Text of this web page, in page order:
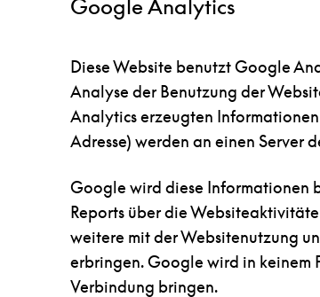
Google Analytics
Diese Website benutzt Google
Analyse der Benutzung der
Analytics erzeugten
Adresse) werden an einen Server
Google wird diese Informationen
Reports über die
weitere mit der Websitenutzung
erbringen. Google wird in keinem
Verbindung bringen.